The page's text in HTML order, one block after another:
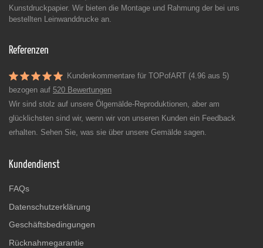
Kunstdruckpapier. Wir bieten die Montage und Rahmung der bei uns
bestellten Leinwanddrucke an.
Referenzen
Kundenkommentare für TOPofART (4.96 aus 5)
bezogen auf 520 Bewertungen
Wir sind stolz auf unsere Ölgemälde-Reproduktionen, aber am
glücklichsten sind wir, wenn wir von unseren Kunden ein Feedback
erhalten. Sehen Sie, was sie über unsere Gemälde sagen.
Kundendienst
FAQs
Datenschutzerklärung
Geschäftsbedingungen
Rücknahmegarantie